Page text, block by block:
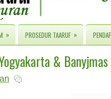
» PROSEDUR TAARUF »
& Banyjmas